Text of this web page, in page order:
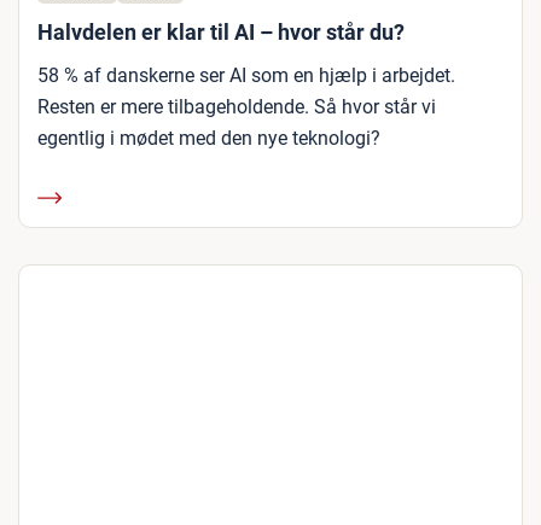
Halvdelen er klar til AI – hvor står du?
58 % af danskerne ser AI som en hjælp i arbejdet.
Resten er mere tilbageholdende. Så hvor står vi
egentlig i mødet med den nye teknologi?